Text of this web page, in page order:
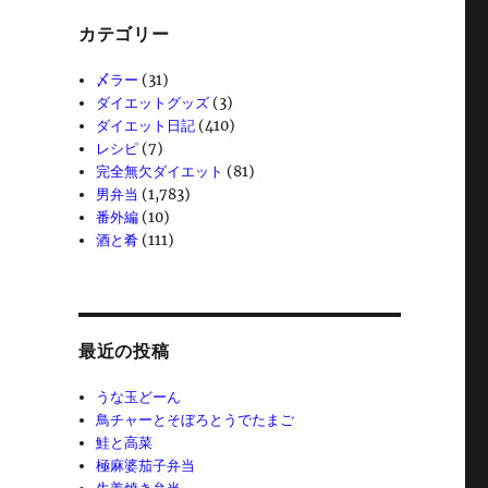
カテゴリー
〆ラー (31)
ダイエットグッズ (3)
ダイエット日記 (410)
レシピ (7)
完全無欠ダイエット (81)
男弁当 (1,783)
番外編 (10)
酒と肴 (111)
最近の投稿
うな玉どーん
鳥チャーとそぼろとうでたまご
鮭と高菜
極麻婆茄子弁当